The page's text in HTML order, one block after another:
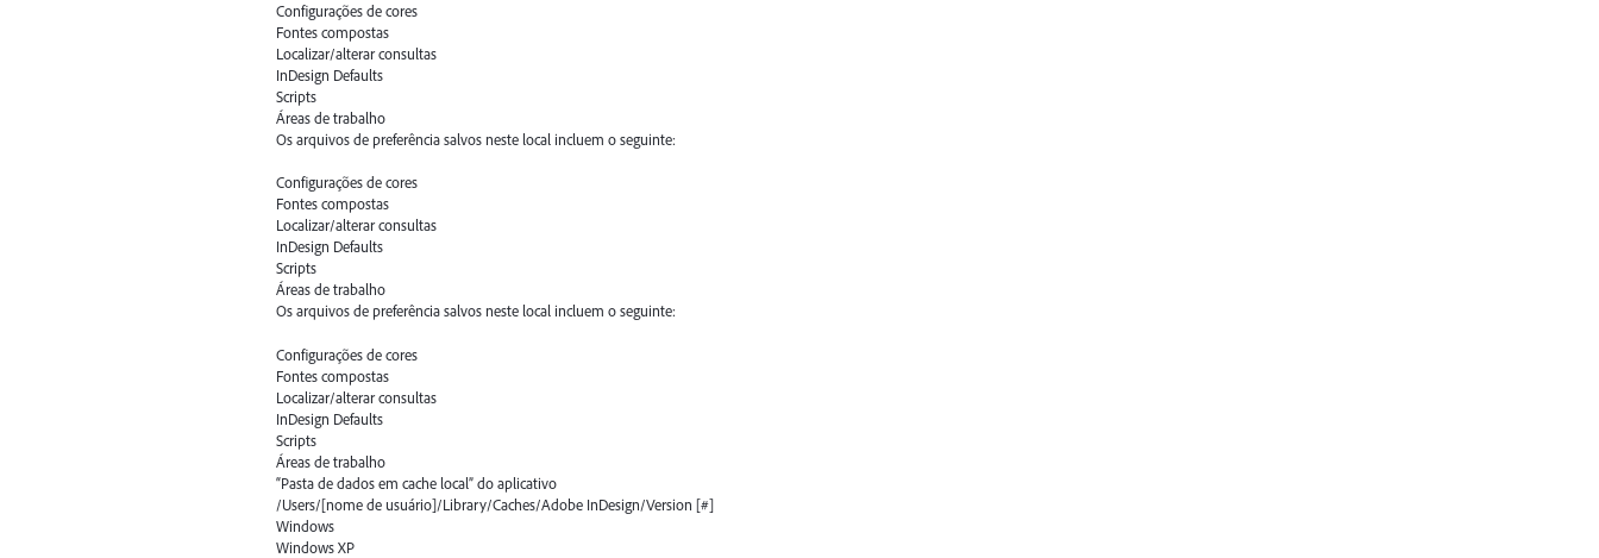
Configurações de cores
Fontes compostas
Localizar/alterar consultas
InDesign Defaults
Scripts
Áreas de trabalho
Os arquivos de preferência salvos neste local incluem o seguinte:
Configurações de cores
Fontes compostas
Localizar/alterar consultas
InDesign Defaults
Scripts
Áreas de trabalho
Os arquivos de preferência salvos neste local incluem o seguinte:
Configurações de cores
Fontes compostas
Localizar/alterar consultas
InDesign Defaults
Scripts
Áreas de trabalho
“Pasta de dados em cache local” do aplicativo
/Users/[nome de usuário]/Library/Caches/Adobe InDesign/Version [#]
Windows
Windows XP